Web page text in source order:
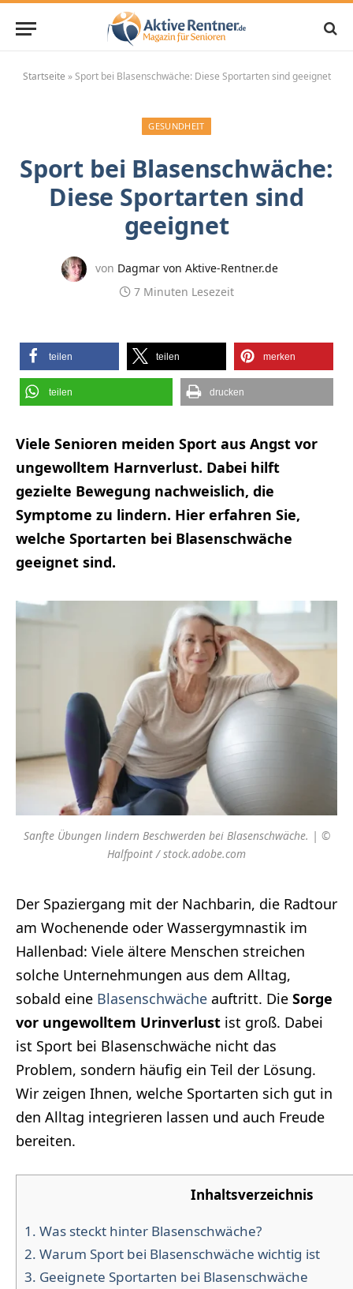
Startseite »Sport bei Blasenschwäche: Diese Sportarten sind geeignet
GESUNDHEIT
Sport bei Blasenschwäche:
Diese Sportarten sind
geeignet
von Dagmar von Aktive-Rentner.de
7 Minuten Lesezeit
teilen teilen merken
teilen drucken
Viele Senioren meiden Sport aus Angst vor
ungewolltem Harnverlust. Dabei hilft
gezielte Bewegung nachweislich, die
Symptome zu lindern. Hier erfahren Sie,
welche Sportarten bei Blasenschwäche
geeignet sind.
Sanfte Übungen lindern Beschwerden bei Blasenschwäche. | ©
Halfpoint / stock.adobe.com
Der Spaziergang mit der Nachbarin, die Radtour
am Wochenende oder Wassergymnastik im
Hallenbad: Viele ältere Menschen streichen
solche Unternehmungen aus dem Alltag,
sobald eine Blasenschwäche auftritt. Die Sorge
vor ungewolltem Urinverlust ist groß. Dabei
ist Sport bei Blasenschwäche nicht das
Problem, sondern häufig ein Teil der Lösung.
Wir zeigen Ihnen, welche Sportarten sich gut in
den Alltag integrieren lassen und auch Freude
bereiten.
Inhaltsverzeichnis
1. Was steckt hinter Blasenschwäche?
2. Warum Sport bei Blasenschwäche wichtig ist
3. Geeignete Sportarten bei Blasenschwäche